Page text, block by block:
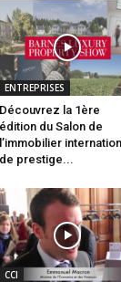
ENTREPRISES
Découvrez la 1ère
édition du Salon de
l’immobilier
de prestige...
CCI